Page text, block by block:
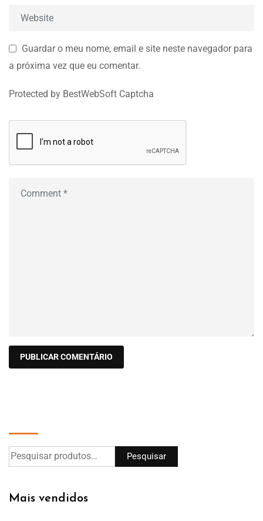
Guardar o meu nome, email e site neste navegador para
a próxima vez que eu comentar.
Protected by BestWebSoft Captcha
Pesquisar
Mais vendidos